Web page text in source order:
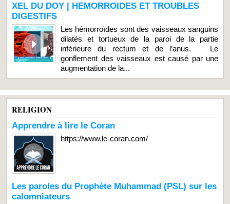
XEL DU DOY | HEMORROIDES ET TROUBLES
DIGESTIFS
Les hémorroïdes sont des vaisseaux sanguins
dilatés et tortueux de la paroi de la partie
inférieure du rectum et de l’anus. Le
gonflement des vaisseaux est causé par une
augmentation de la...
RELIGION
Apprendre à lire le Coran
https://www.le-coran.com/
Les paroles du Prophète Muhammad (PSL) sur les
calomniateurs